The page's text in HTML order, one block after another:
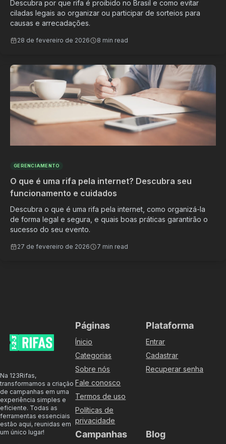
Descubra por que rifa é proibido no Brasil e como evitar
ciladas legais ao organizar ou participar de sorteios para
causas e arrecadações.
28 de fevereiro de 2026 8 min read
GERENCIAMENTO
O que é uma rifa pela internet? Descubra seu
funcionamento e cuidados
Descubra o que é uma rifa pela internet, como organizá-la
de forma legal e segura, e quais boas práticas garantirão o
sucesso do seu evento.
27 de fevereiro de 2026 7 min read
Na 123Rifas,
transformamos a criação
de campanhas em uma
experiência simples e
eficiente. Todas as
ferramentas essenciais
estão aqui, reunidas em
um único lugar!
Páginas
Ínicio
Categorias
Sobre nós
Fale conosco
Termos de uso
Políticas de
privacidade
Plataforma
Entrar
Cadastrar
Recuperar senha
Campanhas Blog